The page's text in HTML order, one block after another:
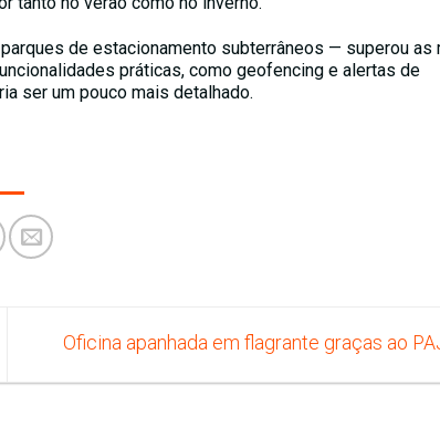
de estacionamento subterrâneos — superou as
práticas, como geofencing e alertas de
ser um pouco mais detalhado.
Oficina apanhada em flagrante graças ao